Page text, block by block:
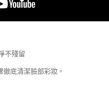
不殘留
底清潔臉部彩妝。